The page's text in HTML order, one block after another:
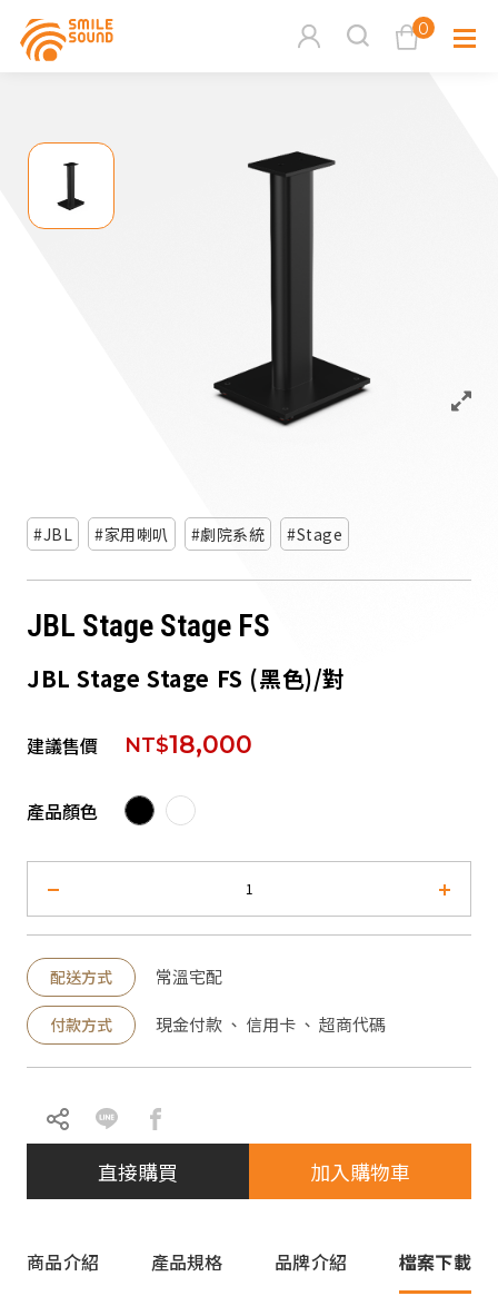
0
劇院系
JBL 家用喇叭 劇院系統 Stage
JBL Stage Stage FS
JBL Stage Stage FS (黑色)/對
建議售價 NT$18,000
產品顏色
配送方式 常溫宅配
付款方式 現金付款 、 信用卡 、 超商代碼
直接購買 加入購物車
商品介紹 產品規格 品牌介紹 檔案下載